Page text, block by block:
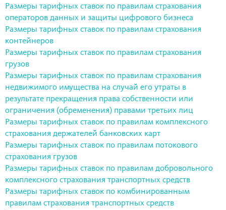
Размеры тарифных ставок по правилам страхования
операторов данных и защиты цифрового бизнеса
Размеры тарифных ставок по правилам страхования
контейнеров
Размеры тарифных ставок по правилам страхования
грузов
Размеры тарифных ставок по правилам страхования
недвижимого имущества на случай его утраты в
результате прекращения права собственности или
ограничения (обременения) правами третьих лиц
Размеры тарифных ставок по правилам комплексного
страхования держателей банковских карт
Размеры тарифных ставок по правилам потокового
страхования грузов
Размеры тарифных ставок по правилам добровольного
комплексного страхования транспортных средств
Размеры тарифных ставок по комбинированным
правилам страхования транспортных средств